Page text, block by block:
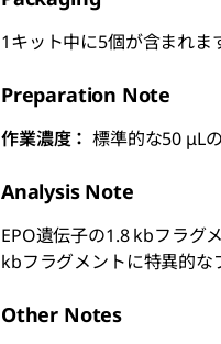
1キット中に5個が含まれま
Preparation Note
作業濃度：標準的な50 μL
Analysis Note
EPO遺伝子の1.8 kbフラグ
kbフラグメントに特異的な
Other Notes